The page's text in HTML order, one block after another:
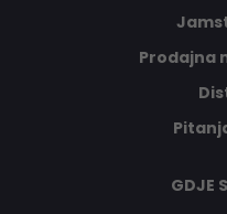
Prodajna
GDJE